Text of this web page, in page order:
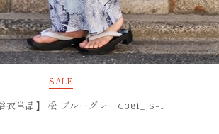
SALE
衣単品】 松 ブルーグレーC381_JS-1